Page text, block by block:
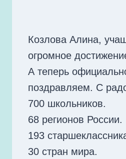
Козлова Алина,
огромное
А теперь
поздравляем. С
700 школьников.
68 регионов России.
193
30 стран мира.